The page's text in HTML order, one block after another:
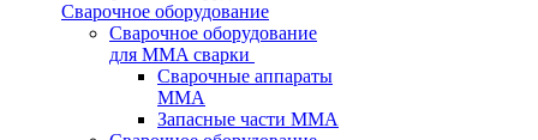
Сварочное оборудование
Сварочное оборудование
для MMA сварки
Сварочные аппараты
MMA
Запасные части MMA